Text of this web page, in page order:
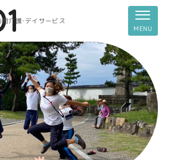
問介護・デイサービス